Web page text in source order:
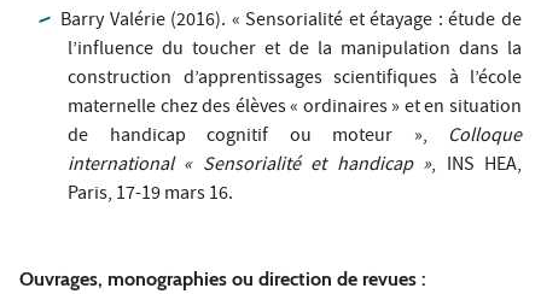
Barry Valérie (2016). « Sensorialité et étayage : étude de
l’influence du toucher et de la manipulation dans la
construction d’apprentissages scientifiques à l’école
maternelle chez des élèves « ordinaires » et en situation
de handicap cognitif ou moteur », Colloque
international « Sensorialité et handicap », INS HEA,
Paris, 17-19 mars 16.
Ouvrages, monographies ou direction de revues :